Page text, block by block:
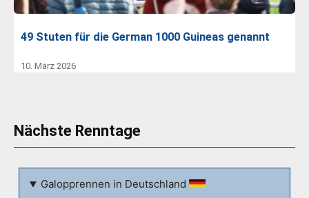
49 Stuten für die German 1000 Guineas genannt
10. März 2026
Nächste Renntage
Galopprennen in Deutschland